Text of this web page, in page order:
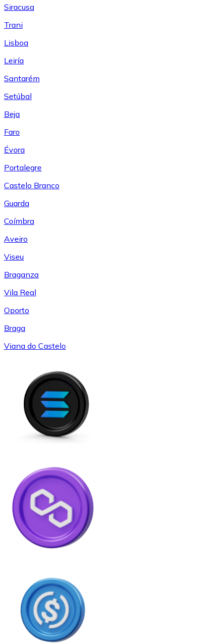
Siracusa
Trani
Lisboa
Leiría
Santarém
Setúbal
Beja
Faro
Évora
Portalegre
Castelo Branco
Guarda
Coímbra
Aveiro
Viseu
Braganza
Vila Real
Oporto
Braga
Viana do Castelo